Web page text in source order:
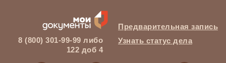
8 (800) 301-99-99 либо
122 доб 4
Предварительная запись
Узнать статус дела